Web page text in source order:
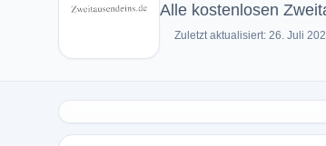
Alle kostenlosen
Zuletzt aktualisiert: 26. Juli